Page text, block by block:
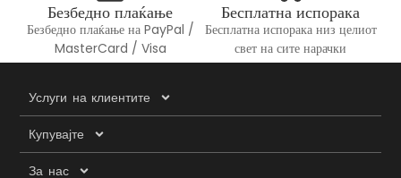
Безбедно плаќање
Безбедно плаќање на PayPal /
MasterCard / Visa
Бесплатна испорака
Бесплатна испорака низ целиот
свет на сите нарачки
Услуги на клиентите
Купувајте
За нас